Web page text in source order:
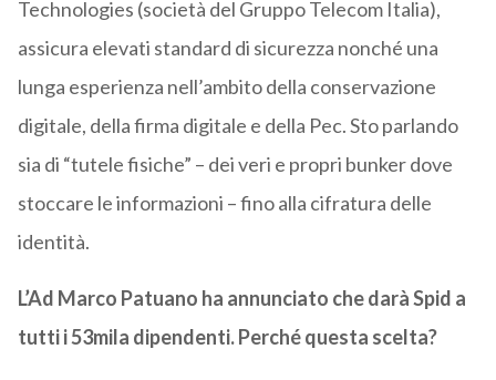
Technologies (società del Gruppo Telecom Italia),
assicura elevati standard di sicurezza nonché una
lunga esperienza nell’ambito della conservazione
digitale, della firma digitale e della Pec. Sto parlando
sia di “tutele fisiche” – dei veri e propri bunker dove
stoccare le informazioni – fino alla cifratura delle
identità.
L’Ad Marco Patuano ha annunciato che darà Spid a
tutti i 53mila dipendenti. Perché questa scelta?